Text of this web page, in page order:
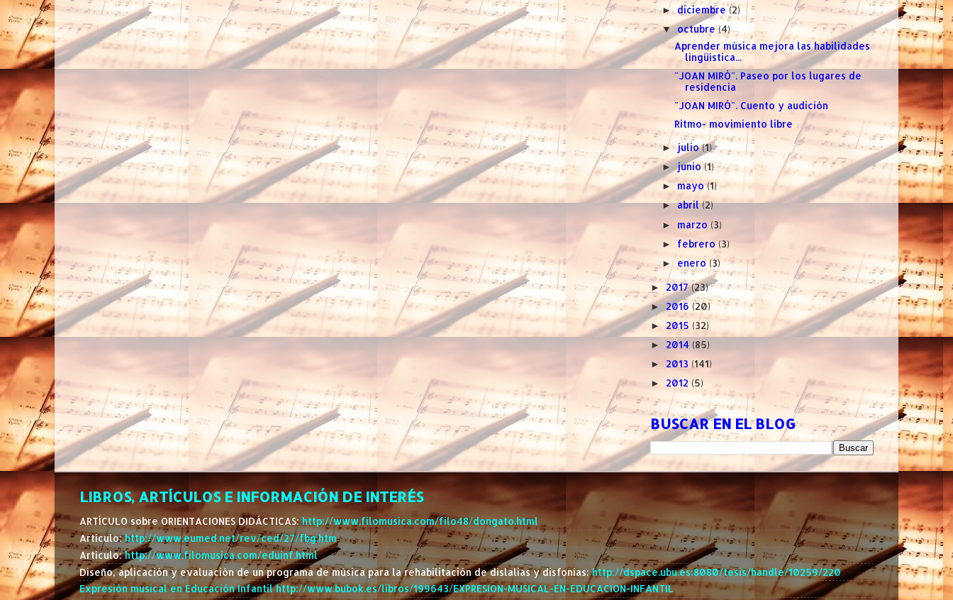
► diciembre(2)
▼octubre(4)
Aprender música mejora las habilidades
lingüística...
"JOAN MIRÓ". Paseo por los lugares de
residencia
"JOAN MIRÓ". Cuento y audición
Ritmo- movimiento libre
►julio(1)
►junio(1)
► mayo(1)
►abril(2)
► marzo (3)
► febrero (3)
► enero(3)
► 2017(23)
► 2016 (20)
► 2015 (32)
► 2014 (85)
► 2013 (141)
► 2012 (5)
BUSCAR EN EL BLOG
LIBROS, ARTÍCULOS E INFORMACIÓN DE INTERÉS
ARTÍCULO sobre ORIENTACIONES DIDÁCTICAS: http://www.filomusica.com/filo48/dongato.html
Artículo:http://www.eumed.net/rev/ced/27/fbg.htm
Artículo:http://www.filomusica.com/eduinf.html
Diseño, aplicación y evaluación de un programa de música para la rehabilitación de dislalias y disfonías:http://dspace.ubu.es:8080/tesis/handle/10259/220
Expresión musical en Educación Infantilhttp://www.bubok.es/libros/199643/EXPRESION-MUSICAL-EN-EDUCACION-INFANTIL